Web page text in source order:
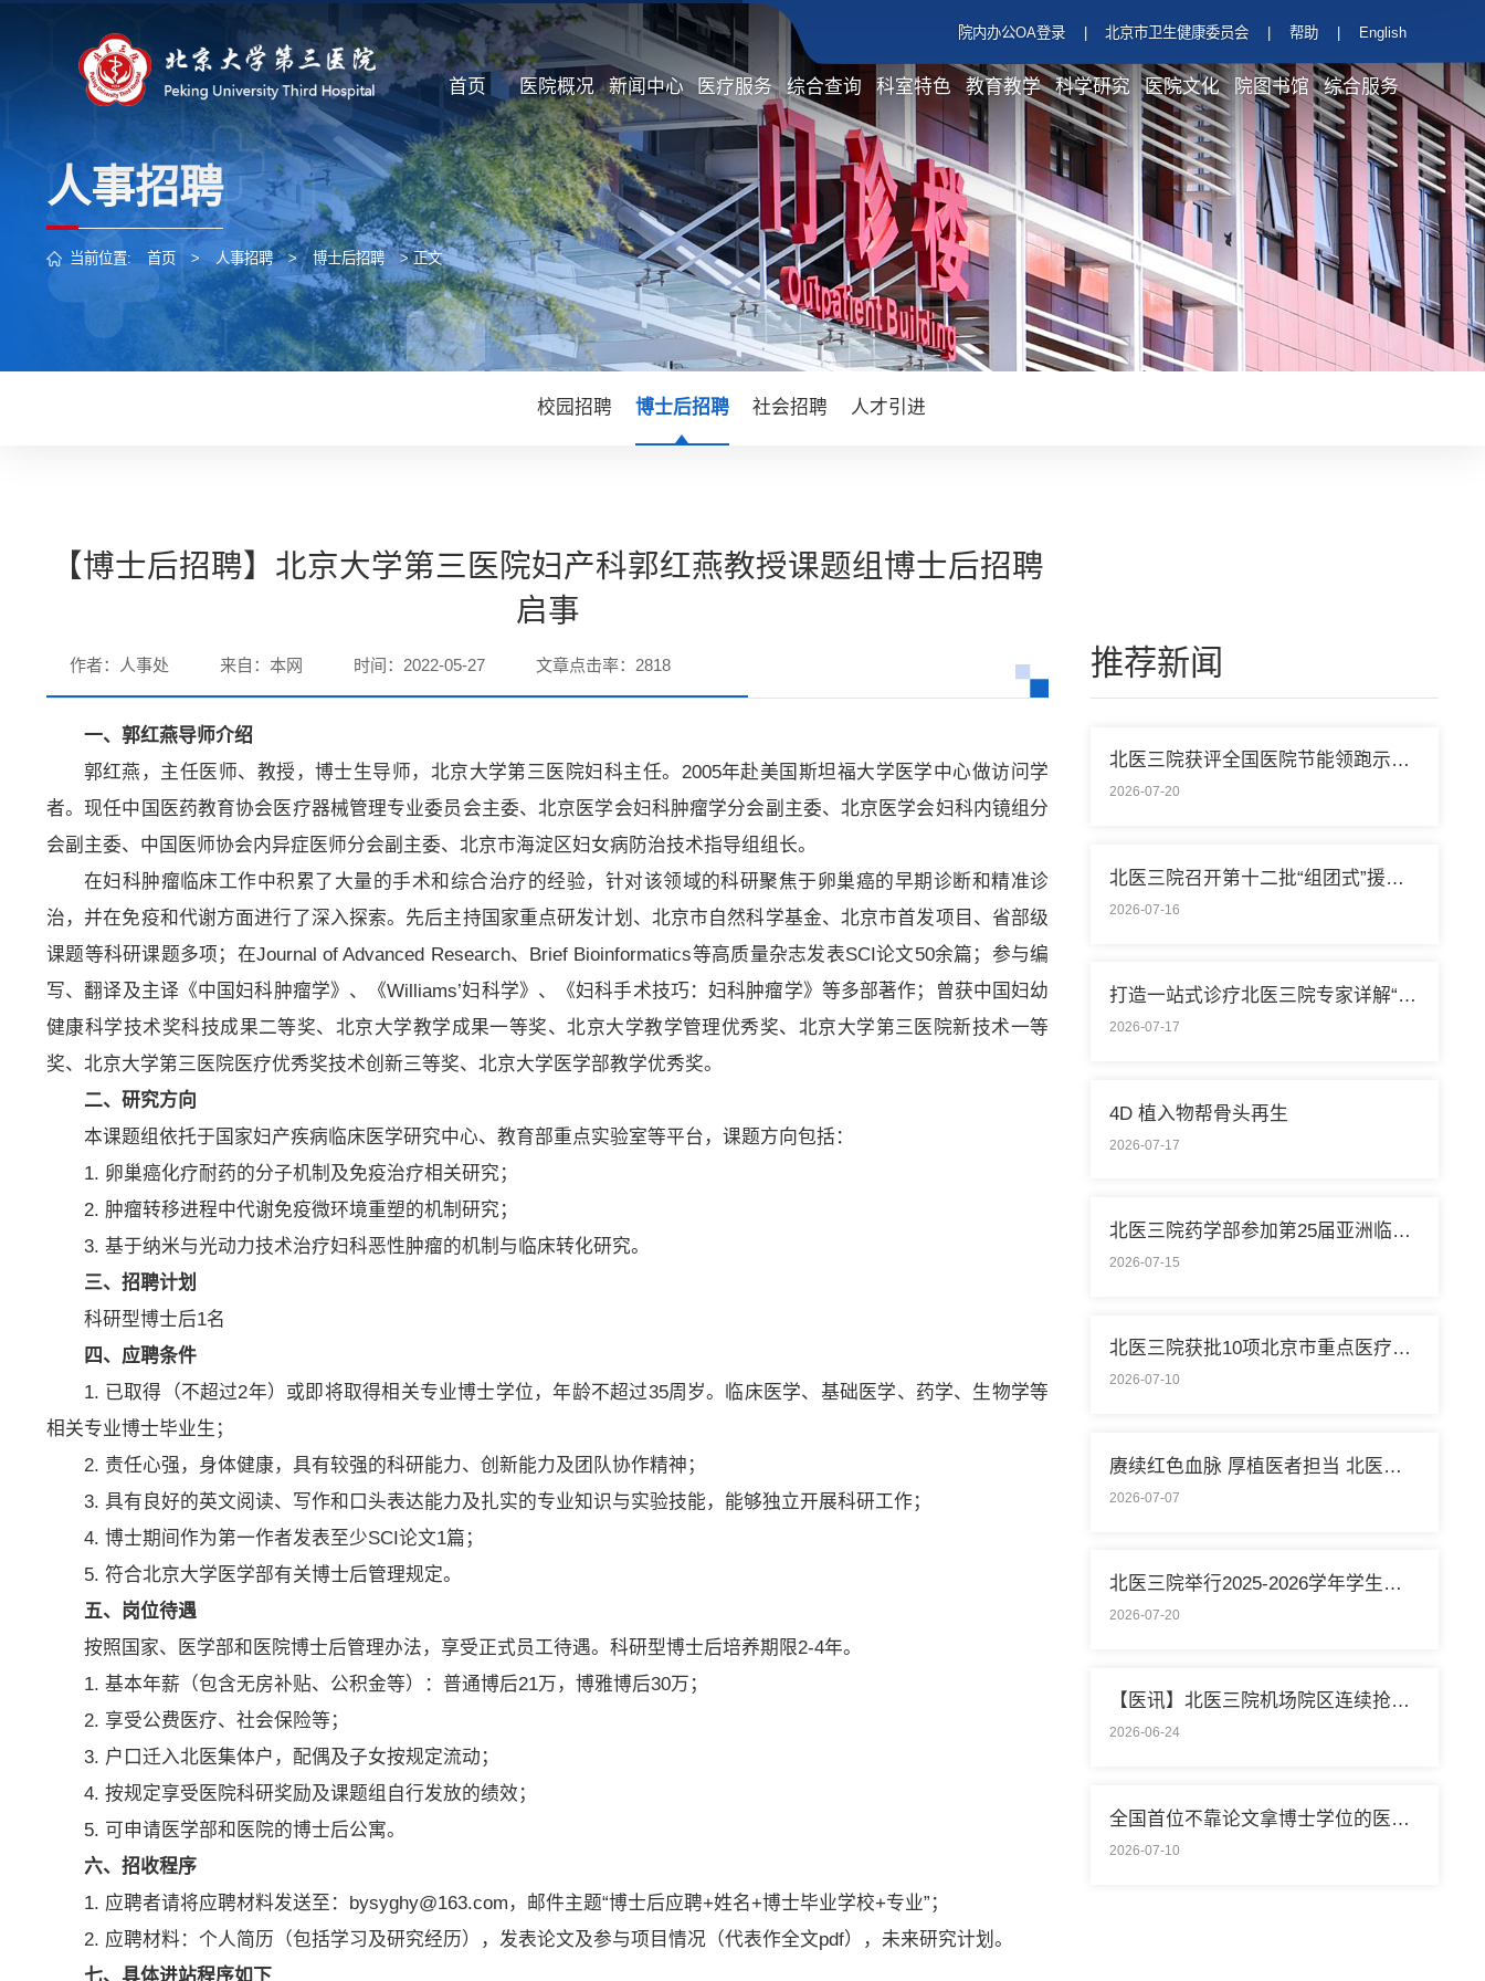
院内办公OA登录 北京市卫生健康委员会 帮助 English
首页 医院概况 新闻中心 医疗服务 综合查询 科室特色 教育教学 科学研究 医院文化 院图书馆 综合服务
人事招聘
当前位置: 首页 > 人事招聘 > 博士后招聘 > 正文
校园招聘 博士后招聘 社会招聘 人才引进
【博士后招聘】北京大学第三医院妇产科郭红燕教授课题组博士后招聘
启事
作者：人事处 来自：本网 时间：2022-05-27 文章点击率： 2818
一、郭红燕导师介绍
郭红燕，主任医师、教授，博士生导师，北京大学第三医院妇科主任。2005年赴美国斯坦福大学医学中心做访问学
者。现任中国医药教育协会医疗器械管理专业委员会主委、北京医学会妇科肿瘤学分会副主委、北京医学会妇科内镜组分
会副主委、中国医师协会内异症医师分会副主委、北京市海淀区妇女病防治技术指导组组长。
在妇科肿瘤临床工作中积累了大量的手术和综合治疗的经验，针对该领域的科研聚焦于卵巢癌的早期诊断和精准诊
治，并在免疫和代谢方面进行了深入探索。先后主持国家重点研发计划、北京市自然科学基金、北京市首发项目、省部级
课题等科研课题多项；在Journal of Advanced Research、Brief Bioinformatics等高质量杂志发表SCI论文50余篇；参与编
写、翻译及主译《中国妇科肿瘤学》、《Williams’妇科学》、《妇科手术技巧：妇科肿瘤学》等多部著作；曾获中国妇幼
健康科学技术奖科技成果二等奖、北京大学教学成果一等奖、北京大学教学管理优秀奖、北京大学第三医院新技术一等
奖、北京大学第三医院医疗优秀奖技术创新三等奖、北京大学医学部教学优秀奖。
二、研究方向
本课题组依托于国家妇产疾病临床医学研究中心、教育部重点实验室等平台，课题方向包括：
1. 卵巢癌化疗耐药的分子机制及免疫治疗相关研究；
2. 肿瘤转移进程中代谢免疫微环境重塑的机制研究；
3. 基于纳米与光动力技术治疗妇科恶性肿瘤的机制与临床转化研究。
三、招聘计划
科研型博士后1名
四、应聘条件
1. 已取得（不超过2年）或即将取得相关专业博士学位，年龄不超过35周岁。临床医学、基础医学、药学、生物学等
相关专业博士毕业生；
2. 责任心强，身体健康，具有较强的科研能力、创新能力及团队协作精神；
3. 具有良好的英文阅读、写作和口头表达能力及扎实的专业知识与实验技能，能够独立开展科研工作；
4. 博士期间作为第一作者发表至少SCI论文1篇；
5. 符合北京大学医学部有关博士后管理规定。
五、岗位待遇
按照国家、医学部和医院博士后管理办法，享受正式员工待遇。科研型博士后培养期限2-4年。
1. 基本年薪（包含无房补贴、公积金等）：普通博后21万，博雅博后30万；
2. 享受公费医疗、社会保险等；
3. 户口迁入北医集体户，配偶及子女按规定流动；
4. 按规定享受医院科研奖励及课题组自行发放的绩效；
5. 可申请医学部和医院的博士后公寓。
六、招收程序
1. 应聘者请将应聘材料发送至：bysyghy@163.com，邮件主题“博士后应聘+姓名+博士毕业学校+专业”；
2. 应聘材料：个人简历（包括学习及研究经历），发表论文及参与项目情况（代表作全文pdf），未来研究计划。
七、具体进站程序如下
推荐新闻
北医三院获评全国医院节能领跑示范单位称号
2026-07-20
北医三院召开第十二批“组团式”援藏医疗队欢送会
2026-07-16
打造一站式诊疗北医三院专家详解“控糖”新模式
2026-07-17
4D 植入物帮骨头再生
2026-07-17
北医三院药学部参加第25届亚洲临床药学大会
2026-07-15
北医三院获批10项北京市重点医疗技术临床应用培训基地
2026-07-10
赓续红色血脉 厚植医者担当 北医三院开展庆祝中国共产党成立105周年系列活动
2026-07-07
北医三院举行2025-2026学年学生暑期社会实践启动仪式
2026-07-20
【医讯】北医三院机场院区连续抢救两名致死性肺栓塞外籍旅客
2026-06-24
全国首位不靠论文拿博士学位的医学领域研究生通过答辩
2026-07-10